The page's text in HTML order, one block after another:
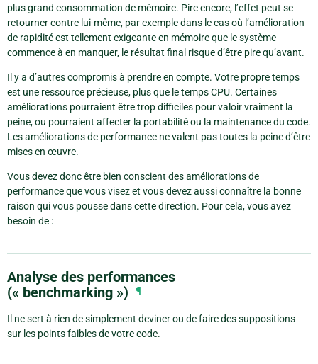
plus grand consommation de mémoire. Pire encore, l’effet peut se
retourner contre lui-même, par exemple dans le cas où l’amélioration
de rapidité est tellement exigeante en mémoire que le système
commence à en manquer, le résultat final risque d’être pire qu’avant.
Il y a d’autres compromis à prendre en compte. Votre propre temps
est une ressource précieuse, plus que le temps CPU. Certaines
améliorations pourraient être trop difficiles pour valoir vraiment la
peine, ou pourraient affecter la portabilité ou la maintenance du code.
Les améliorations de performance ne valent pas toutes la peine d’être
mises en œuvre.
Vous devez donc être bien conscient des améliorations de
performance que vous visez et vous devez aussi connaître la bonne
raison qui vous pousse dans cette direction. Pour cela, vous avez
besoin de :
Analyse des performances
(« benchmarking ») ¶
Il ne sert à rien de simplement deviner ou de faire des suppositions
sur les points faibles de votre code.